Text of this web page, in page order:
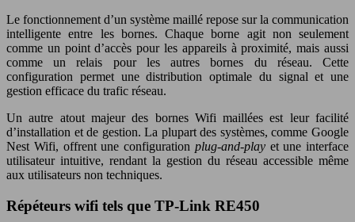
Le fonctionnement d’un système maillé repose sur la communication
intelligente entre les bornes. Chaque borne agit non seulement
comme un point d’accès pour les appareils à proximité, mais aussi
comme un relais pour les autres bornes du réseau. Cette
configuration permet une distribution optimale du signal et une
gestion efficace du trafic réseau.
Un autre atout majeur des bornes Wifi maillées est leur facilité
d’installation et de gestion. La plupart des systèmes, comme Google
Nest Wifi, offrent une configuration plug-and-play et une interface
utilisateur intuitive, rendant la gestion du réseau accessible même
aux utilisateurs non techniques.
Répéteurs wifi tels que TP-Link RE450